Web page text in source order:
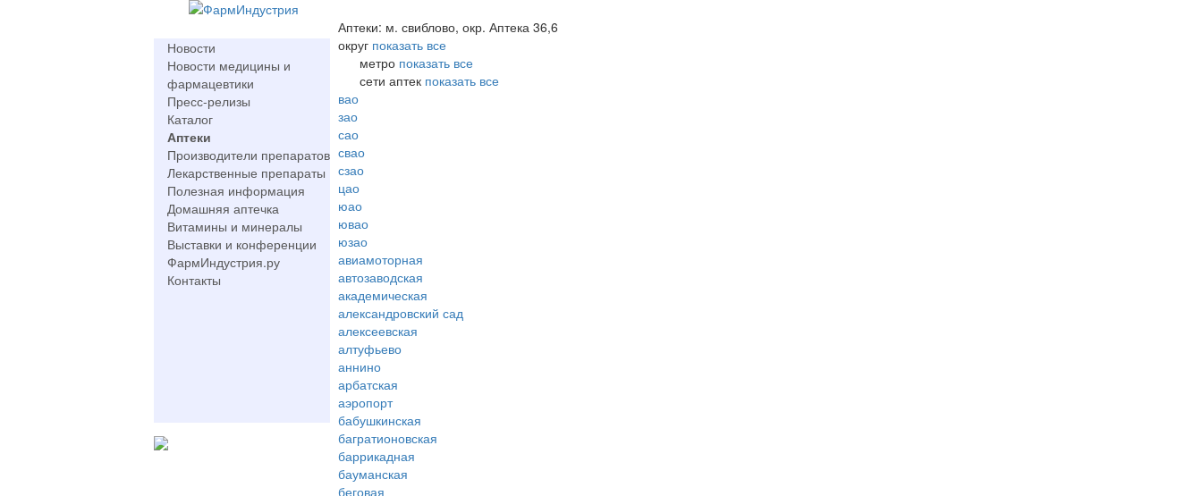
Новости
Новости медицины и
фармацевтики
Пресс-релизы
Каталог
Аптеки
Производители препаратов
Лекарственные препараты
Полезная информация
Домашняя аптечка
Витамины и минералы
Выставки и конференции
ФармИндустрия.ру
Контакты
Аптеки: м. свиблово, окр. Аптека 36,6
округ показать все
метро показать все
сети аптек показать все
вао
зао
сао
свао
сзао
цао
юао
ювао
юзао
авиамоторная
автозаводская
академическая
александровский сад
алексеевская
алтуфьево
аннино
арбатская
аэропорт
бабушкинская
багратионовская
баррикадная
бауманская
беговая